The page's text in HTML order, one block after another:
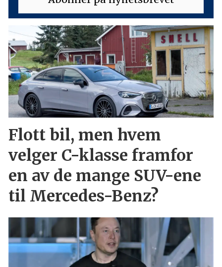
Flott bil, men hvem
velger C-klasse framfor
en av de mange SUV-ene
til Mercedes-Benz?